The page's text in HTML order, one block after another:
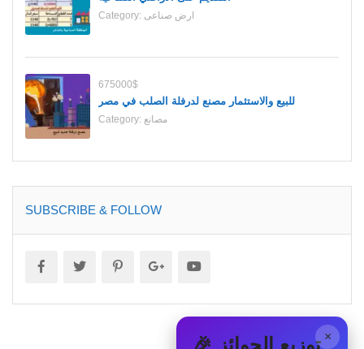
Category: ارض صناعى
675000$
للبيع والاستثمار مصنع لدرفلة الصلب في مصر
Category: مصانع
SUBSCRIBE & FOLLOW
× 🎉 توزيع الجوائز